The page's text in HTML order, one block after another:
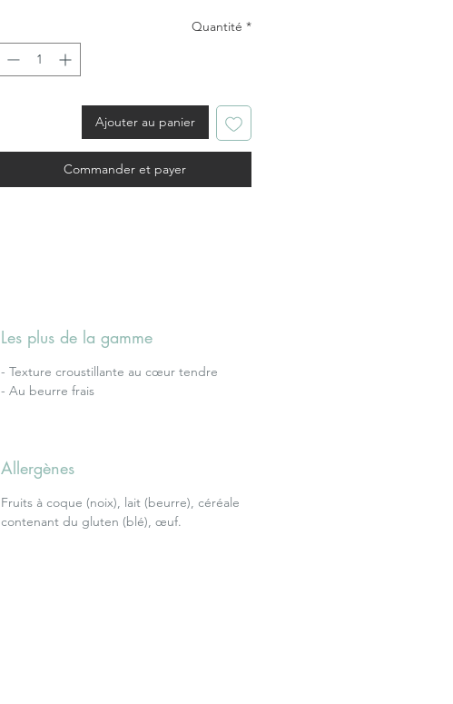
Quantité *
Ajouter au panier
Commander et payer
Les plus de la gamme
- Texture croustillante au cœur tendre
- Au beurre frais
Allergènes
Fruits à coque (noix), lait (beurre), céréale
contenant du gluten (blé), œuf.